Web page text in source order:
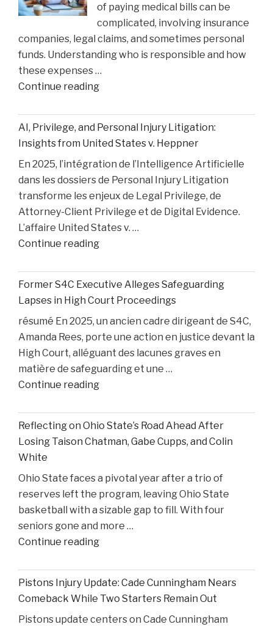
Matthew
Perry
Overdose
Tragedy"
of paying medical bills can be
complicated, involving insurance
companies, legal claims, and sometimes personal
funds. Understanding who is responsible and how
these expenses …
Continue reading"How
Bills
are
Paid
After
car
Accident"
AI, Privilege, and Personal Injury Litigation:
Insights from United States v. Heppner
En 2025, l’intégration de l’Intelligence Artificielle
dans les dossiers de Personal Injury Litigation
transforme les enjeux de Legal Privilege, de
Attorney-Client Privilege et de Digital Evidence.
L’affaire United States v. …
Continue reading"AI,
and
Personal
Injury
Litigation:
Insights
from
United
States
Former S4C Executive Alleges Safeguarding
Lapses in High Court Proceedings
résumé En 2025, un ancien cadre dirigeant de S4C,
Amanda Rees, porte une action en justice devant la
High Court, alléguant des lacunes graves en
matière de safeguarding et une …
Continue reading"Former
Executive
Alleges
Safeguarding
in
High
Court
Proceedings"
Reflecting on Ohio State’s Road Ahead After
Losing Taison Chatman, Gabe Cupps, and Colin
White
Ohio State faces a pivotal year after a trio of
reserves left the program, leaving Ohio State
basketball with a sizable gap to fill. With four
seniors gone and more …
Continue reading"Reflecting
Ohio
State’s
Road
Ahead
Pistons Injury Update: Cade Cunningham Nears
Comeback While Two Starters Remain Out
Pistons update centers on Cade Cunningham